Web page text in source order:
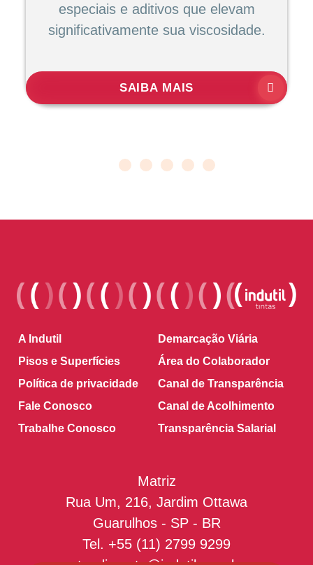
especiais e aditivos que elevam
significativamente sua viscosidade.
SAIBA MAIS
A Indutil
Demarcação Viária
Pisos e Superfícies
Área do Colaborador
Política de privacidade
Canal de Transparência
Fale Conosco
Canal de Acolhimento
Trabalhe Conosco
Transparência Salarial
Matriz
Rua Um, 216, Jardim Ottawa
Guarulhos - SP - BR
Tel. +55 (11) 2799 9299